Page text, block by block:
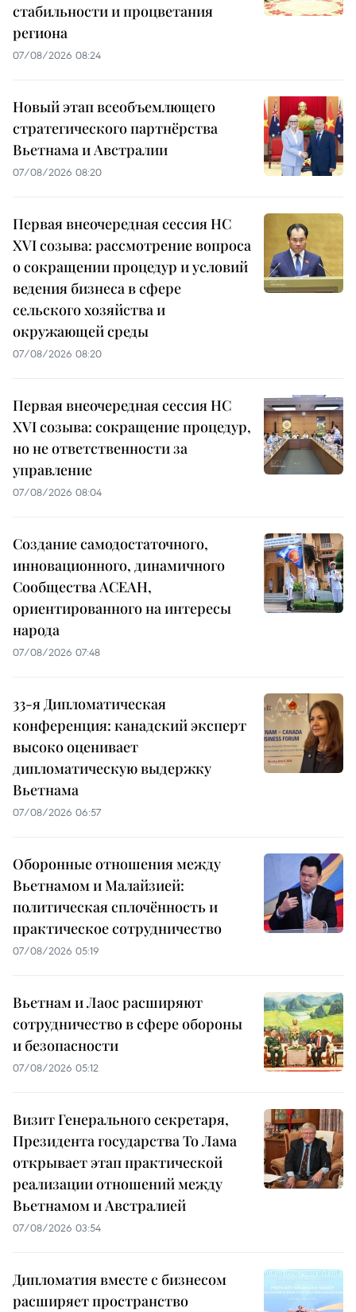
стабильности и процветания
региона
07/08/2026 08:24
Новый этап всеобъемлющего
стратегического партнёрства
Вьетнама и Австралии
07/08/2026 08:20
Первая внеочередная сессия НС
XVI созыва: рассмотрение вопроса
о сокращении процедур и условий
ведения бизнеса в сфере
сельского хозяйства и
окружающей среды
07/08/2026 08:20
Первая внеочередная сессия НС
XVI созыва: сокращение процедур,
но не ответственности за
управление
07/08/2026 08:04
Создание самодостаточного,
инновационного, динамичного
Сообщества АСЕАН,
ориентированного на интересы
народа
07/08/2026 07:48
33-я Дипломатическая
конференция: канадский эксперт
высоко оценивает
дипломатическую выдержку
Вьетнама
07/08/2026 06:57
Оборонные отношения между
Вьетнамом и Малайзией:
политическая сплочённость и
практическое сотрудничество
07/08/2026 05:19
Вьетнам и Лаос расширяют
сотрудничество в сфере обороны
и безопасности
07/08/2026 05:12
Визит Генерального секретаря,
Президента государства То Лама
открывает этап практической
реализации отношений между
Вьетнамом и Австралией
07/08/2026 03:54
Дипломатия вместе с бизнесом
расширяет пространство